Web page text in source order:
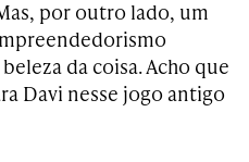
por outro lado, um
da coisa. Acho que
Davi nesse jogo antigo